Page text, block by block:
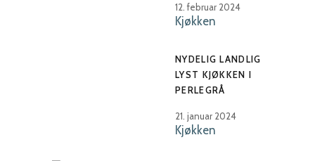
12. februar 2024
Kjøkken
NYDELIG LANDLIG
LYST KJØKKEN I
PERLEGRÅ
21. januar 2024
Kjøkken